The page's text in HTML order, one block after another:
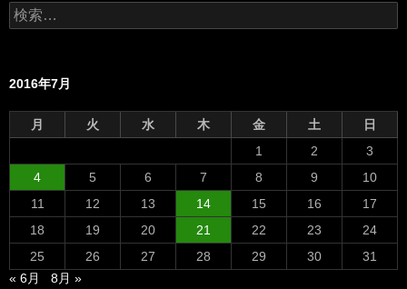
検
索:
2016年7月
月 火 水 木 金 土
日
1
2
3
4
5 6 7 8 9
10
11
12 13 14 15 16
17
18
19 20 21 22 23
24
25
26 27 28 29 30
31
« 6月
8月 »